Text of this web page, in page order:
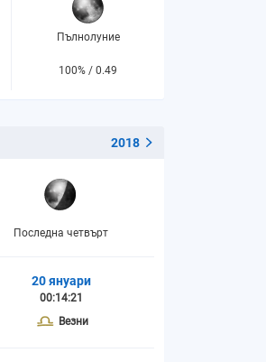
Пълнолуние
100% / 0.49
2018
Последна четвърт
20 януари
00:14:21
Везни